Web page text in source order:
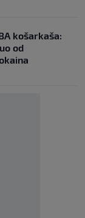
košarkaša:
od